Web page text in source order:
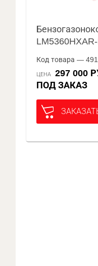
Код товара —
ЦЕНА
297 000
ПОД ЗАКАЗ